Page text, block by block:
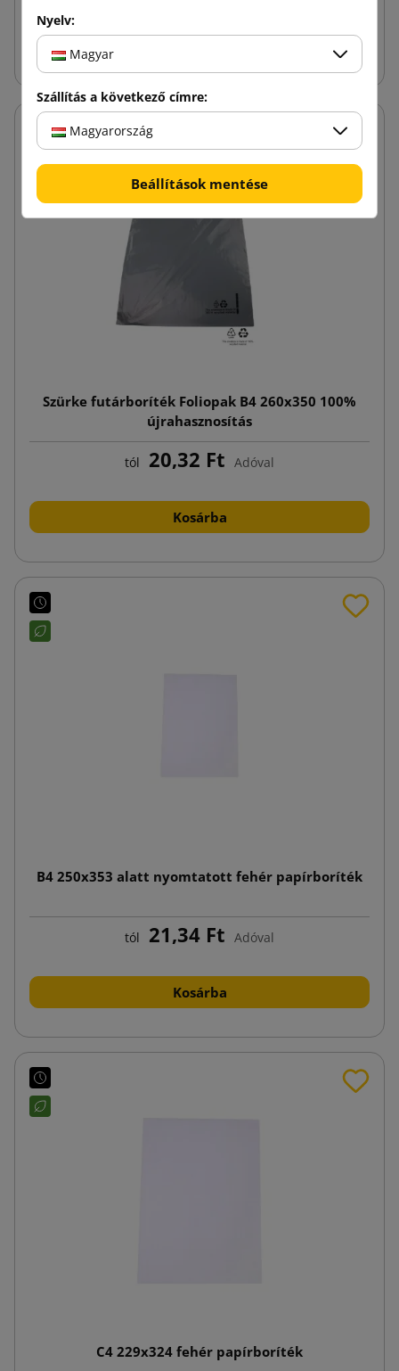
Kosárba
Szürke futárboríték Foliopak B4 260x350 100%
újrahasznosítás
tól 20,32 Ft Adóval
Kosárba
B4 250x353 alatt nyomtatott fehér papírboríték
tól 21,34 Ft Adóval
Kosárba
C4 229x324 fehér papírboríték
Nyelv:
Magyar
Szállítás a következő címre:
Magyarország
Beállítások mentése